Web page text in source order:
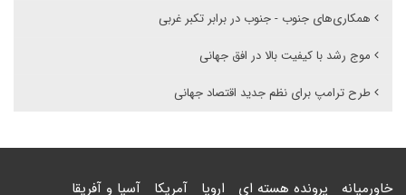
همکاری‌های جنوب - جنوب در برابر تکبر غربی
موج رشد با کیفیت بالا در افق جهانی
طرح ترامپ برای نظم جدید اقتصاد جهانی
خاورمیانه پرونده هسته ای اروپا آمریکا آسیا و آفریقا